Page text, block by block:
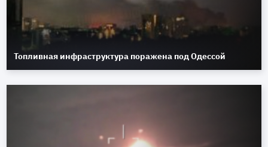
Топливная инфраструктура поражена под Одессой